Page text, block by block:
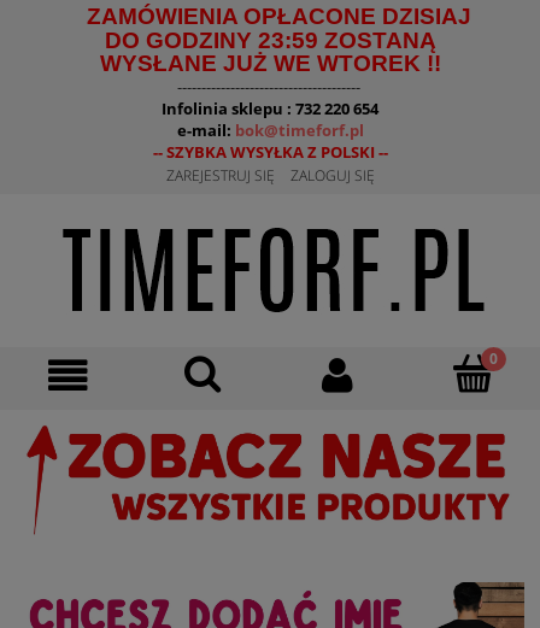
ZAMÓWIENIA OPŁACONE DZISIAJ
DO GODZINY 23:59 ZOSTANĄ
WYSŁANE JUŻ WE WTOREK !!
--------------------------------------
Infolinia sklepu : 732 220 654
e-mail: bok@timeforf.pl
-- SZYBKA WYSYŁKA Z POLSKI --
ZAREJESTRUJ SIĘ ZALOGUJ SIĘ